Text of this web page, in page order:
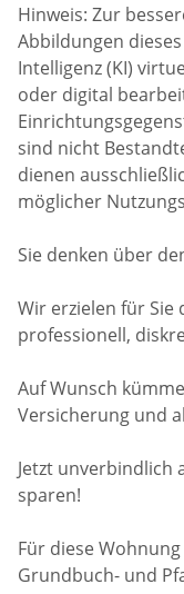
Hinweis: Zur
Abbildungen
Intelligenz (KI)
oder digital
sind nicht
dienen
möglicher
Sie denken über
Wir erzielen für Sie
professionell,
Auf Wunsch
Versicherung und
Jetzt unverbindlich
sparen!
Für diese
Grundbuch- und